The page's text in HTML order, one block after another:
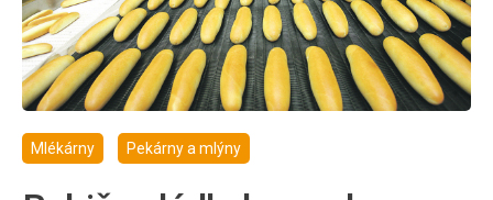
Mlékárny Pekárny a mlýny